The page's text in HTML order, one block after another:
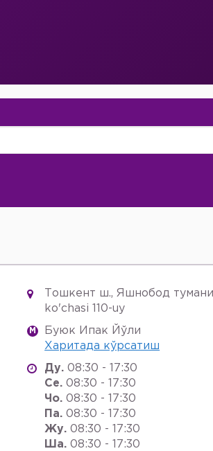
Тошкент ш., Яшнобод
ko'chasi 110-uy
M
Буюк Ипак Йўли
Харитада кўрсатиш
Ду. 08:30 - 17:30
Се. 08:30 - 17:30
Чо. 08:30 - 17:30
Па. 08:30 - 17:30
Жу. 08:30 - 17:30
Ша. 08:30 - 17:30